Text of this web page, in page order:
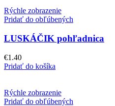
Rýchle zobrazenie
Pridať do obľúbených
LUSKÁČIK pohľadnica
€1.40
Pridať do košíka
Rýchle zobrazenie
Pridať do obľúbených